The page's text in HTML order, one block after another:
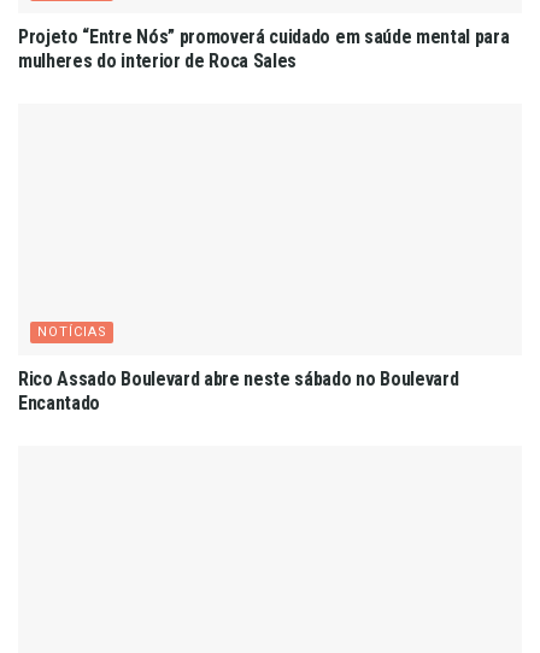
Projeto “Entre Nós” promoverá cuidado em saúde mental para
mulheres do interior de Roca Sales
NOTÍCIAS
Rico Assado Boulevard abre neste sábado no Boulevard
Encantado